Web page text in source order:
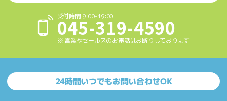
受付時間 9:00-19:00
045-319-4590
※ 営業やセールスのお電話はお断りしております
24時間いつでもお問い合わせOK